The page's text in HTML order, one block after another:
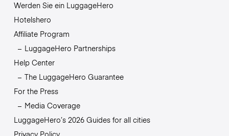
Werden Sie ein LuggageHero
Hotelshero
Affiliate Program
LuggageHero Partnerships
Help Center
The LuggageHero Guarantee
For the Press
Media Coverage
LuggageHero’s 2026 Guides for all cities